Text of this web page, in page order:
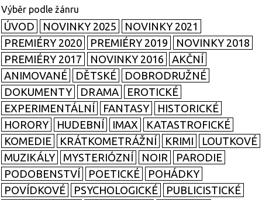
ÚVOD NOVINKY 2025
NOVINKY 2021
PREMIÉRY 2020
PREMIÉRY 2019
NOVINKY 2018
PREMIÉRY 2017
NOVINKY 2016
AKČNÍ
ANIMOVANÉ
DĚTSKÉ
DOBRODRUŽNÉ
DOKUMENTY
DRAMA
EROTICKÉ
EXPERIMENTÁLNÍ
FANTASY
HISTORICKÉ
HORORY
HUDEBNÍ IMAX
KATASTROFICKÉ
KOMEDIE
KRÁTKOMETRÁŽNÍ KRIMI
LOUTKOVÉ
MUZIKÁLY
MYSTERIÓZNÍ NOIR
PARODIE
PODOBENSTVÍ
POETICKÉ
POHÁDKY
POVÍDKOVÉ
PSYCHOLOGICKÉ
PUBLICISTICKÉ